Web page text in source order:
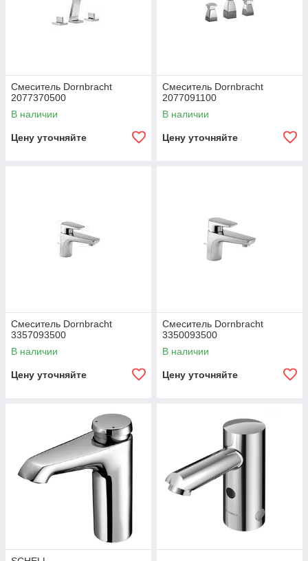
Смеситель Dornbracht
2077370500
В наличии
Цену уточняйте
Смеситель Dornbracht
2077091100
В наличии
Цену уточняйте
Смеситель Dornbracht
3357093500
В наличии
Цену уточняйте
Смеситель Dornbracht
3350093500
В наличии
Цену уточняйте